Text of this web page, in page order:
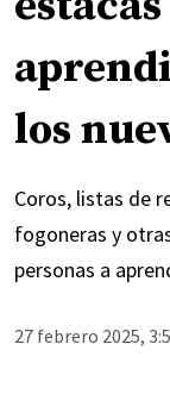
los
Coros, listas de
fogoneras y
personas a
27 febrero 2025,